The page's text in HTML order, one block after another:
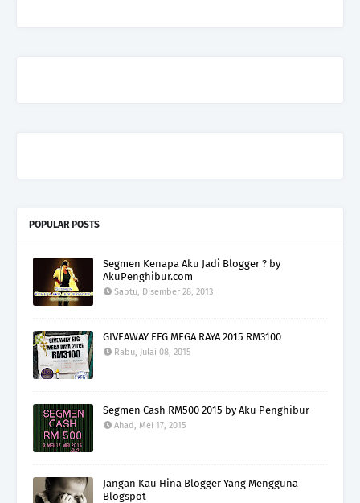
POPULAR POSTS
Segmen Kenapa Aku Jadi Blogger ? by
AkuPenghibur.com
Sabtu, Disember 28, 2013
GIVEAWAY EFG MEGA RAYA 2015 RM3100
Rabu, Julai 08, 2015
Segmen Cash RM500 2015 by Aku Penghibur
Ahad, Mei 17, 2015
Jangan Kau Hina Blogger Yang Mengguna
Blogspot